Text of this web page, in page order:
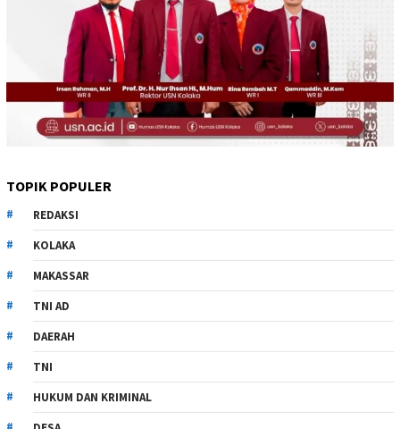
TOPIK POPULER
REDAKSI
KOLAKA
MAKASSAR
TNI AD
DAERAH
TNI
HUKUM DAN KRIMINAL